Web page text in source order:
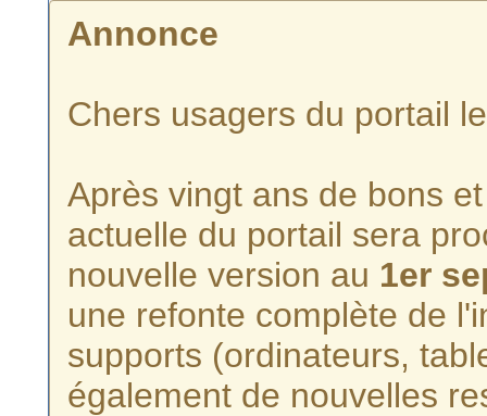
Annonce
Chers usagers du portail
Après vingt ans de bons
actuelle du portail sera
nouvelle version au 1er
une refonte complète de
supports (ordinateurs,
également de nouvelles